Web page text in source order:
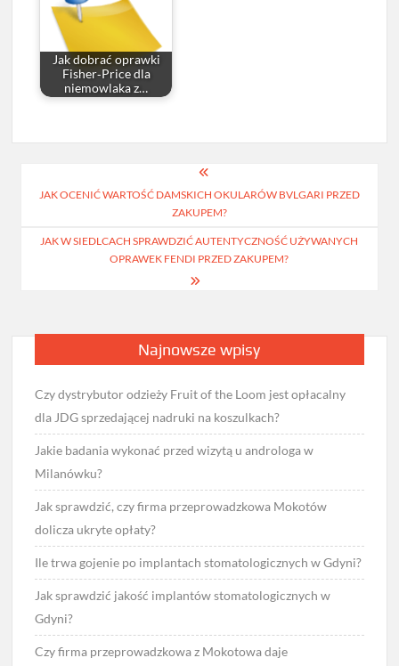
Jak dobrać oprawki
Fisher‑Price dla
niemowlaka z…
wpisu
JAK OCENIĆ WARTOŚĆ DAMSKICH OKULARÓW BVLGARI PRZED
ZAKUPEM?
JAK W SIEDLCACH SPRAWDZIĆ AUTENTYCZNOŚĆ UŻYWANYCH
OPRAWEK FENDI PRZED ZAKUPEM?
Najnowsze wpisy
Czy dystrybutor odzieży Fruit of the Loom jest opłacalny
dla JDG sprzedającej nadruki na koszulkach?
Jakie badania wykonać przed wizytą u androloga w
Milanówku?
Jak sprawdzić, czy firma przeprowadzkowa Mokotów
dolicza ukryte opłaty?
Ile trwa gojenie po implantach stomatologicznych w Gdyni?
Jak sprawdzić jakość implantów stomatologicznych w
Gdyni?
Czy firma przeprowadzkowa z Mokotowa daje